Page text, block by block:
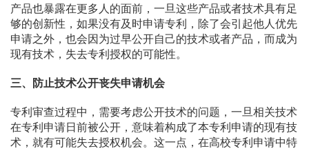
产品也暴露在更多人的面前，一旦这些产品或者技术具有足
够的创新性，如果没有及时申请专利，除了会引起他人优先
申请之外，也会因为过早公开自己的技术或者产品，而成为
现有技术，失去专利授权的可能性。
三、防止技术公开丧失申请机会
专利审查过程中，需要考虑公开技术的问题，一旦相关技术
在专利申请日前被公开，意味着构成了本专利申请的现有技
术，就有可能失去授权机会。这一点，在高校专利申请中特